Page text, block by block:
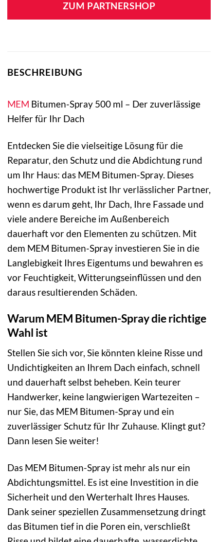
ZUM PARTNERSHOP
BESCHREIBUNG
MEM Bitumen-Spray 500 ml – Der zuverlässige
Helfer für Ihr Dach
Entdecken Sie die vielseitige Lösung für die
Reparatur, den Schutz und die Abdichtung rund
um Ihr Haus: das MEM Bitumen-Spray. Dieses
hochwertige Produkt ist Ihr verlässlicher Partner,
wenn es darum geht, Ihr Dach, Ihre Fassade und
viele andere Bereiche im Außenbereich
dauerhaft vor den Elementen zu schützen. Mit
dem MEM Bitumen-Spray investieren Sie in die
Langlebigkeit Ihres Eigentums und bewahren es
vor Feuchtigkeit, Witterungseinflüssen und den
daraus resultierenden Schäden.
Warum MEM Bitumen-Spray die richtige
Wahl ist
Stellen Sie sich vor, Sie könnten kleine Risse und
Undichtigkeiten an Ihrem Dach einfach, schnell
und dauerhaft selbst beheben. Kein teurer
Handwerker, keine langwierigen Wartezeiten –
nur Sie, das MEM Bitumen-Spray und ein
zuverlässiger Schutz für Ihr Zuhause. Klingt gut?
Dann lesen Sie weiter!
Das MEM Bitumen-Spray ist mehr als nur ein
Abdichtungsmittel. Es ist eine Investition in die
Sicherheit und den Werterhalt Ihres Hauses.
Dank seiner speziellen Zusammensetzung dringt
das Bitumen tief in die Poren ein, verschließt